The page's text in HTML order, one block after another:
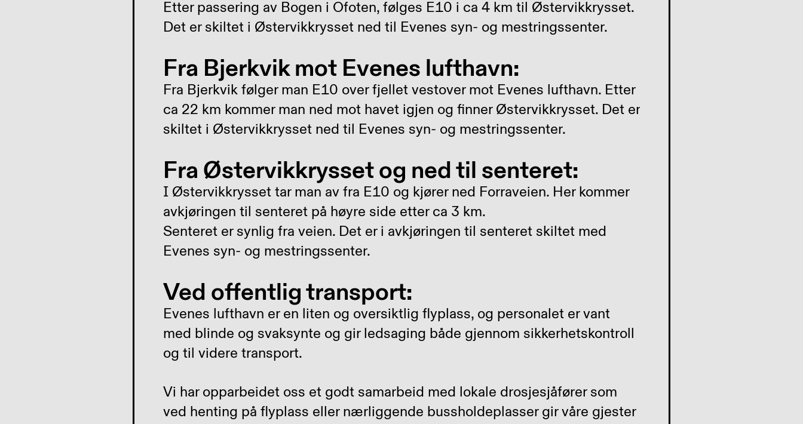
Etter passering av Bogen i Ofoten, følges E10 i ca 4 km til Østervikkrysset.
Det er skiltet i Østervikkrysset ned til Evenes syn- og mestringssenter.
Fra Bjerkvik mot Evenes lufthavn:
Fra Bjerkvik følger man E10 over fjellet vestover mot Evenes lufthavn. Etter
ca 22 km kommer man ned mot havet igjen og finner Østervikkrysset. Det er
skiltet i Østervikkrysset ned til Evenes syn- og mestringssenter.
Fra Østervikkrysset og ned til senteret:
I Østervikkrysset tar man av fra E10 og kjører ned Forraveien. Her kommer
avkjøringen til senteret på høyre side etter ca 3 km.
Senteret er synlig fra veien. Det er i avkjøringen til senteret skiltet med
Evenes syn- og mestringssenter.
Ved offentlig transport:
Evenes lufthavn er en liten og oversiktlig flyplass, og personalet er vant
med blinde og svaksynte og gir ledsaging både gjennom sikkerhetskontroll
og til videre transport.
Vi har opparbeidet oss et godt samarbeid med lokale drosjesjåfører som
ved henting på flyplass eller nærliggende bussholdeplasser gir våre gjester